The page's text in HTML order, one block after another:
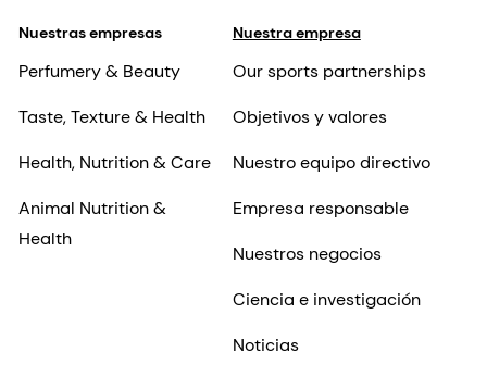
Nuestras empresas
Perfumery & Beauty
Taste, Texture & Health
Health, Nutrition & Care
Animal Nutrition &
Health
Nuestra empresa
Our sports partnerships
Objetivos y valores
Nuestro equipo directivo
Empresa responsable
Nuestros negocios
Ciencia e investigación
Noticias